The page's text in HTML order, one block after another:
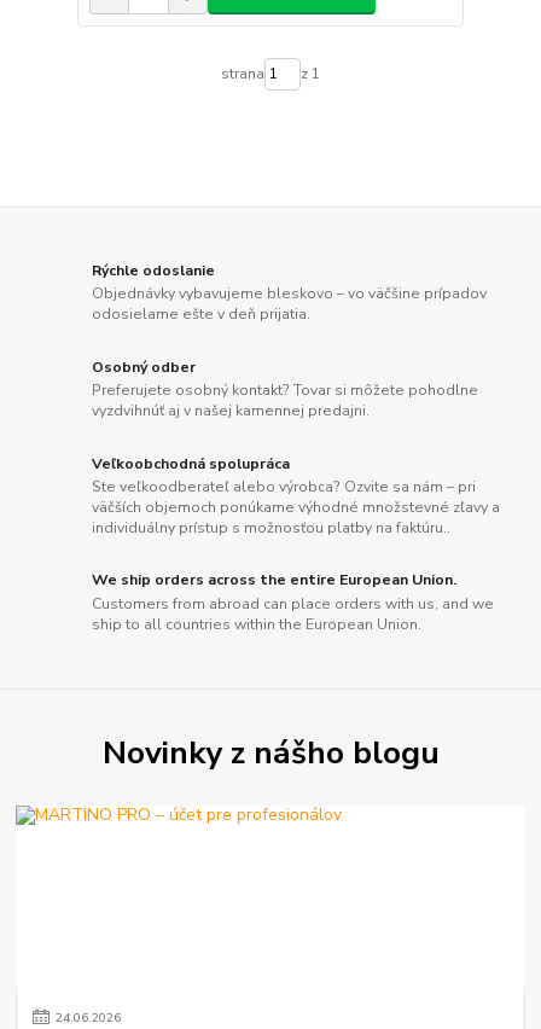
strana z 1
Rýchle odoslanie
Objednávky vybavujeme bleskovo – vo väčšine prípadov
odosielame ešte v deň prijatia.
Osobný odber
Preferujete osobný kontakt? Tovar si môžete pohodlne
vyzdvihnúť aj v našej kamennej predajni.
Veľkoobchodná spolupráca
Ste veľkoodberateľ alebo výrobca? Ozvite sa nám – pri
väčších objemoch ponúkame výhodné množstevné zľavy a
individuálny prístup s možnosťou platby na faktúru..
We ship orders across the entire European Union.
Customers from abroad can place orders with us, and we
ship to all countries within the European Union.
Novinky z nášho blogu
24.06.2026